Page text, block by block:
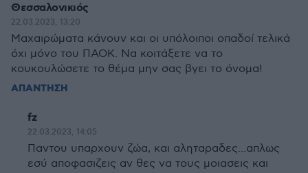
Θεσσαλονικιός
22.03.2023, 13:20
Μαχαιρώματα κάνουν και οι υπόλοιποι οπαδοί τελικά
όχι μόνο του ΠΑΟΚ. Να κοιτάξετε να το
κουκουλώσετε το θέμα μην σας βγει το όνομα!
ΑΠΑΝΤΗΣΗ
fz
22.03.2023, 14:05
Παντου υπαρχουν ζώα, και αληταραδες...απλως
εσύ αποφασιζεις αν θες να τους μοιασεις και